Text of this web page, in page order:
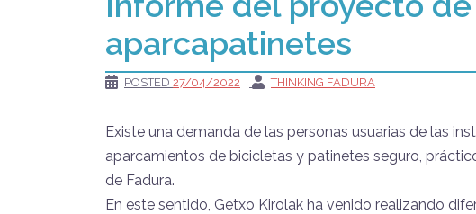
aparcapatinetes
POSTED 27/04/2022 THINKING FADURA
Existe una demanda de las personas usuarias de las
aparcamientos de bicicletas y patinetes seguro,
de Fadura.
En este sentido, Getxo Kirolak ha venido realizando